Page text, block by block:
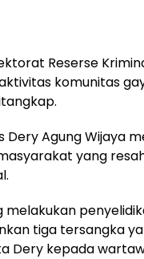
Reserse
komunitas
Dery Agung Wijaya
yang
melakukan
tiga tersangka
Dery kepada